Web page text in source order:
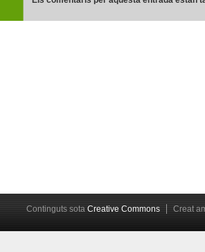
Continguts sota Creative Commons Creat